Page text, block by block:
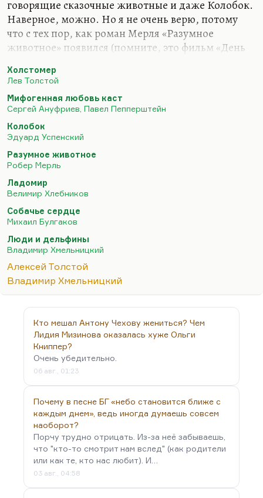
говорящие сказочные животные и даже Колобок.
Наверное, можно. Но я не очень верю, потому
что с тех пор, как роман Мерля «Разумное
животное» появился (помните, это фильм «День
не было прибавлено. Интересные пролегомены к
вижу конские свободы // И равноправие коров»
имеются они у раннего и среднего Заболоцкого в
«Торжестве земледелия», в «Безумном волке». То
есть животные начинают как-то участвовать в
человеческой жизни. Это занятно. Совсем
интересное и неожиданное развитие этой темы у
Стругацких в «Жуке в…
Холстомер
Лев Толстой
Мифогенная любовь каст
Сергей Ануфриев, Павел Пепперштейн
Колобок
Эдуард Успенский
Разумное животное
Робер Мерль
Ладомир
Велимир Хлебников
Собачье сердце
Михаил Булгаков
Люди и дельфины
Владимир Хмельницкий
Алексей Толстой
Владимир Хмельницкий
Кто мешал Антону Чехову жениться? Чем
Лидия Мизинова оказалась хуже Ольги
Книппер?
Очень убедительно.
06 авг., 01:23
Почему в песне БГ «небо становится ближе с
каждым днем», ведь иногда думаешь совсем
наоборот?
Порчу трудно отрицать. Из-за неё забываешь,
что "кто-то смотрит нам вслед" (как родители
или как те, кто нас любит). И…
03 авг., 04:58